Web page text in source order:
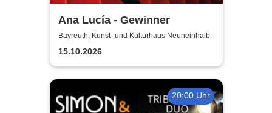
Ana Lucía - Gewinner
Bayreuth, Kunst- und Kulturhaus Neuneinhalb
15.10.2026
20:00 Uhr